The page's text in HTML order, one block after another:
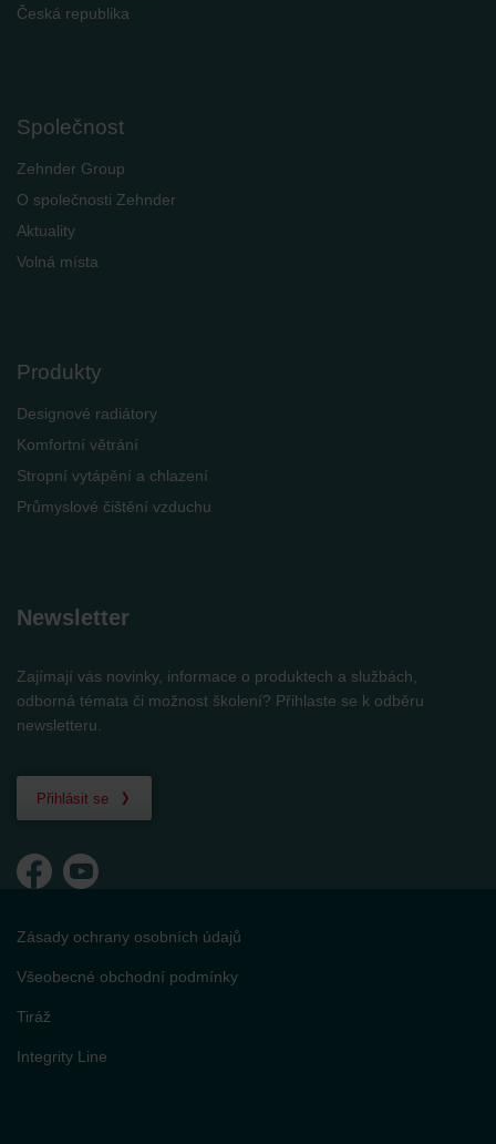
Česká republika
Společnost
Zehnder Group
O společnosti Zehnder
Aktuality
Volná místa
Produkty
Designové radiátory
Komfortní větrání
Stropní vytápění a chlazení
Průmyslové čištění vzduchu
Newsletter
Zajímají vás novinky, informace o produktech a službách,
odborná témata či možnost školení? Přihlaste se k odběru
newsletteru.
Přihlásit se
Zásady ochrany osobních údajů
Všeobecné obchodní podmínky
Tiráž
Integrity Line